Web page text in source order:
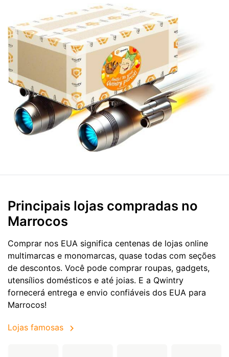
Principais lojas compradas no
Marrocos
Comprar nos EUA significa centenas de lojas online
multimarcas e monomarcas, quase todas com seções
de descontos. Você pode comprar roupas, gadgets,
utensílios domésticos e até joias. E a Qwintry
fornecerá entrega e envio confiáveis dos EUA para
Marrocos!
Lojas famosas